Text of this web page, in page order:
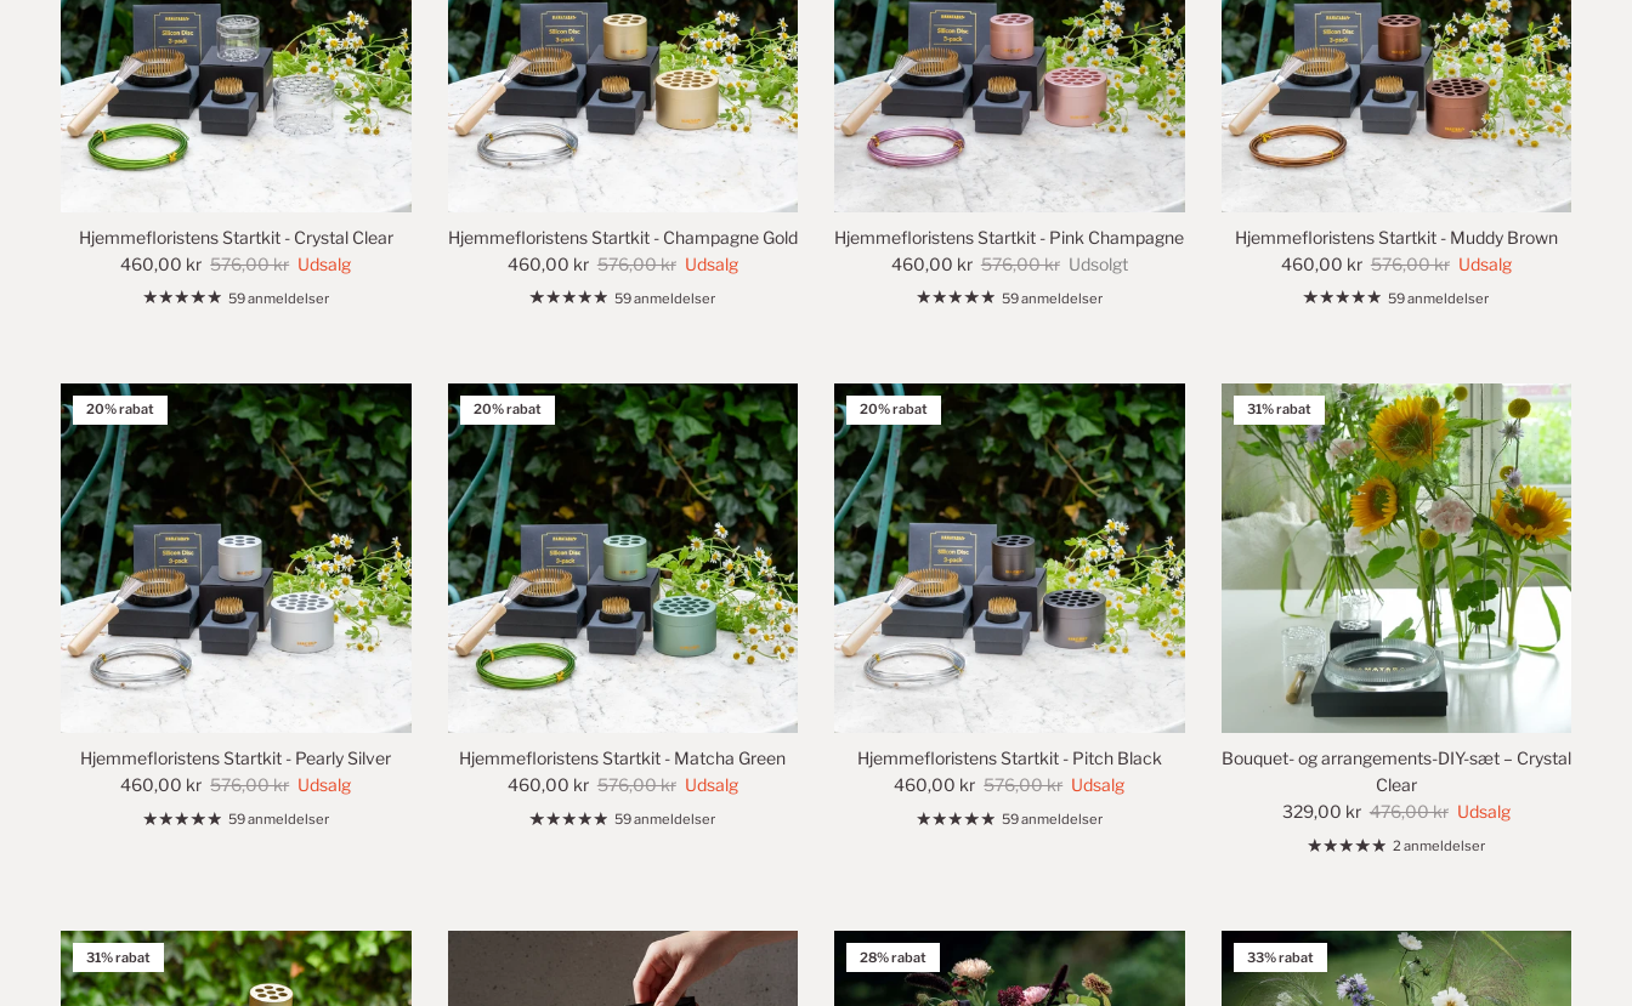
Hjemmefloristens Startkit - Crystal Clear
460,00 kr 576,00 kr Udsalg
59 anmeldelser
Hjemmefloristens Startkit - Champagne Gold
460,00 kr 576,00 kr Udsalg
59 anmeldelser
Hjemmefloristens Startkit - Pink Champagne
460,00 kr 576,00 kr Udsolgt
59 anmeldelser
Hjemmefloristens Startkit - Muddy Brown
460,00 kr 576,00 kr Udsalg
59 anmeldelser
20% rabat
Hjemmefloristens Startkit - Pearly Silver
460,00 kr 576,00 kr Udsalg
59 anmeldelser
20% rabat
Hjemmefloristens Startkit - Matcha Green
460,00 kr 576,00 kr Udsalg
59 anmeldelser
20% rabat
Hjemmefloristens Startkit - Pitch Black
460,00 kr 576,00 kr Udsalg
59 anmeldelser
31% rabat
Bouquet- og arrangements-DIY-sæt – Crystal
Clear
329,00 kr 476,00 kr Udsalg
2 anmeldelser
31% rabat 28% rabat 33% rabat